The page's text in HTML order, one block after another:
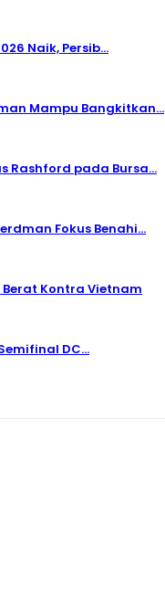
Naik, Persib...
Mampu Bangkitkan...
Rashford pada Bursa...
Fokus Benahi...
Kontra Vietnam
DC...